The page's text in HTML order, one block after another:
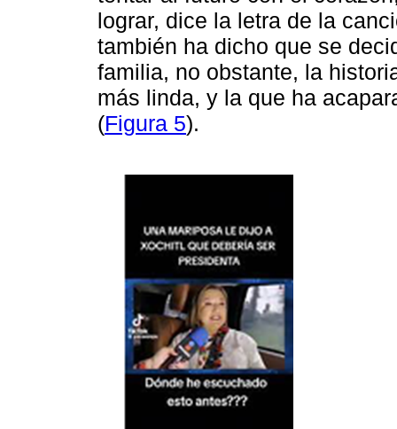
lograr, dice la letra de la
también ha dicho que se
familia, no obstante, la
más linda, y la que ha
(Figura 5).